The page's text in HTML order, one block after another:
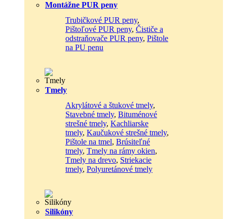
Montážne PUR peny
Trubičkové PUR peny,
Pištoľové PUR peny, Čističe a
odstraňovače PUR peny, Pištole
na PU penu
Tmely
Akrylátové a štukové tmely,
Stavebné tmely, Bituménové
strešné tmely, Kachliarske
tmely, Kaučukové strešné tmely,
Pištole na tmel, Brúsiteľné
tmely, Tmely na rámy okien,
Tmely na drevo, Striekacie
tmely, Polyuretánové tmely
Silikóny